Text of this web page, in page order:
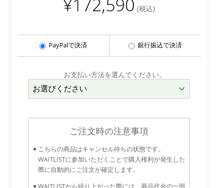
¥172,590 (税込)
PayPalで決済 銀行振込で決済
お支払い方法を選んでください。
ご注文時の注意事項
こちらの商品はキャンセル待ちの状態です。
WAITLISTに参加いただくことで購入権利が発生した
際に自動的にご注文が確定します。
WAITLISTから繰り上がった際には、商品代金の一部